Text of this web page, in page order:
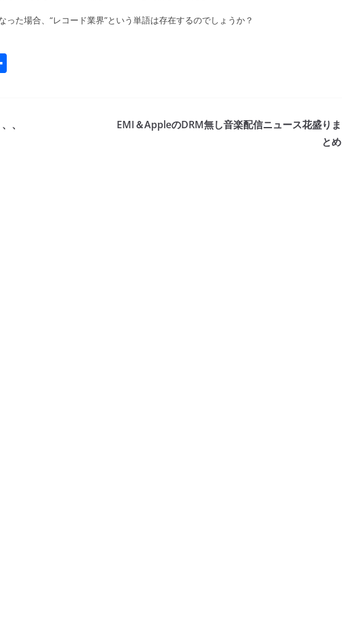
った場合、“レコード業界”という単語は存在するのでしょうか？
、
EMI＆AppleのDRM無し音楽配信ニュース花盛りま
とめ